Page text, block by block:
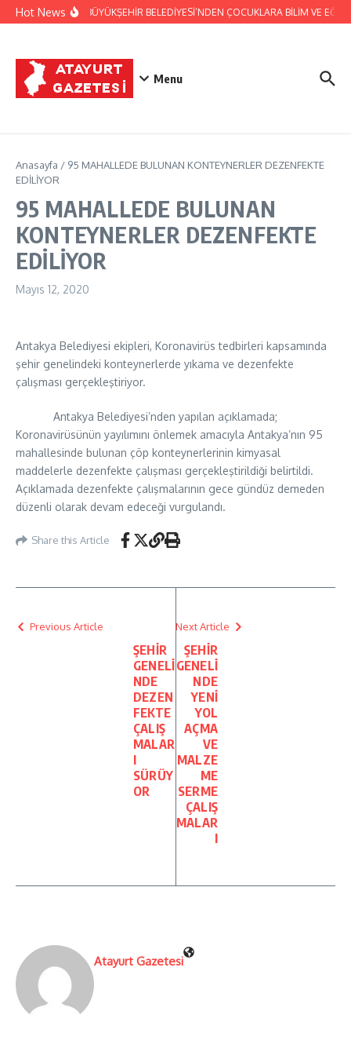
İçeriğe atla
Hot NewsHATAY BÜYÜKŞEHİR BELEDİYESİ’NDEN ÇOCUKLARA BİLİM VE
Menu
Anasayfa / 95 MAHALLEDE BULUNAN KONTEYNERLER DEZENFEKTE
EDİLİYOR
95 MAHALLEDE BULUNAN
KONTEYNERLER DEZENFEKTE
EDİLİYOR
Mayıs 12, 2020
Antakya Belediyesi ekipleri, Koronavirüs tedbirleri kapsamında
şehir genelindeki konteynerlerde yıkama ve dezenfekte
çalışması gerçekleştiriyor.
Antakya Belediyesi’nden yapılan açıklamada;
Koronavirüsünün yayılımını önlemek amacıyla Antakya’nın 95
mahallesinde bulunan çöp konteynerlerinin kimyasal
maddelerle dezenfekte çalışması gerçekleştirildiği belirtildi.
Açıklamada dezenfekte çalışmalarının gece gündüz demeden
düzenli olarak devam edeceği vurgulandı.
Share this Article
Previous Article
ŞEHİR
GENELİ
NDE
DEZEN
FEKTE
ÇALIŞ
MALAR
I
SÜRÜY
OR
Next Article
ŞEHİR
GENELİ
NDE
YENİ
YOL
AÇMA
VE
MALZE
ME
SERME
ÇALIŞ
MALAR
I
Atayurt Gazetesi